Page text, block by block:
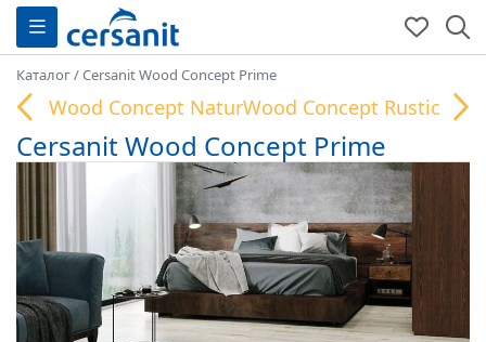
Каталог/Cersanit Wood Concept Prime
Wood Concept NaturalWood Concept Rustic
Cersanit Wood Concept Prime